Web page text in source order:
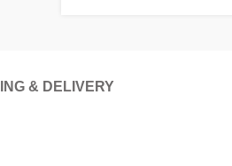
& DELIVERY